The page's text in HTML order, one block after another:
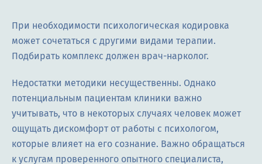
При необходимости психологическая кодировка
может сочетаться с другими видами терапии.
Подбирать комплекс должен врач-нарколог.
Недостатки методики несущественны. Однако
потенциальным пациентам клиники важно
учитывать, что в некоторых случаях человек может
ощущать дискомфорт от работы с психологом,
которые влияет на его сознание. Важно обращаться
к услугам проверенного опытного специалиста,